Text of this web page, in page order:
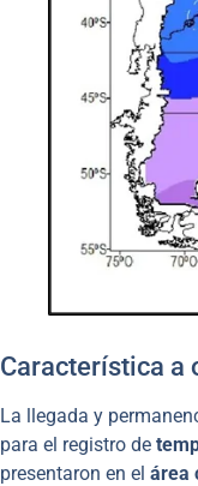
Característica a
La llegada y
para el registro de
presentaron en el área